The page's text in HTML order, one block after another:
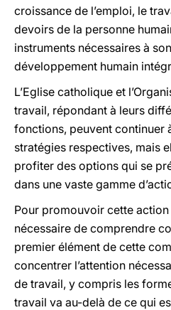
croissance de l’emploi, le
devoirs de la personne
instruments nécessaires à
développement humain
L’Eglise catholique et
travail, répondant à leurs
fonctions, peuvent continuer
stratégies respectives, mais
profiter des options qui se
dans une vaste gamme
Pour promouvoir cette
nécessaire de comprendre
premier élément de cette
concentrer l’attention
de travail, y compris les
travail va au-delà de ce qui